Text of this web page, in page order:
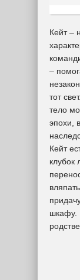
Кейт –
–
тот
тело
эпохи,
Кейт
клубок
шкафу.